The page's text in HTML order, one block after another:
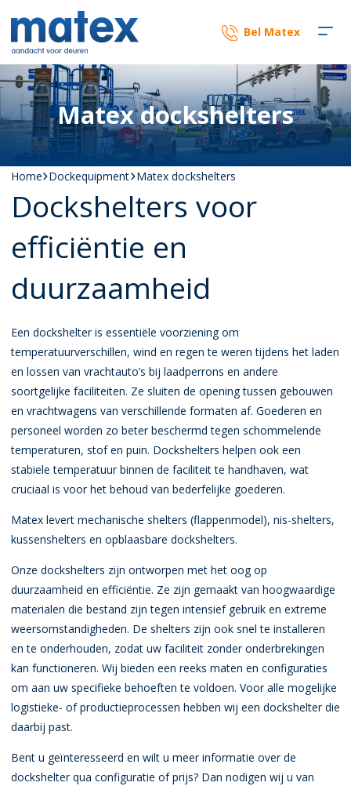
Bel Matex
Matex dockshelters
Home Dockequipment Matex dockshelters
Dockshelters voor
efficiëntie en
duurzaamheid
Een dockshelter is essentiële voorziening om
temperatuurverschillen, wind en regen te weren tijdens het laden
en lossen van vrachtauto’s bij laadperrons en andere
soortgelijke faciliteiten. Ze sluiten de opening tussen gebouwen
en vrachtwagens van verschillende formaten af. Goederen en
personeel worden zo beter beschermd tegen schommelende
temperaturen, stof en puin. Dockshelters helpen ook een
stabiele temperatuur binnen de faciliteit te handhaven, wat
cruciaal is voor het behoud van bederfelijke goederen.
Matex levert mechanische shelters (flappenmodel), nis-shelters,
kussenshelters en opblaasbare dockshelters.
Onze dockshelters zijn ontworpen met het oog op
duurzaamheid en efficiëntie. Ze zijn gemaakt van hoogwaardige
materialen die bestand zijn tegen intensief gebruik en extreme
weersomstandigheden. De shelters zijn ook snel te installeren
en te onderhouden, zodat uw faciliteit zonder onderbrekingen
kan functioneren. Wij bieden een reeks maten en configuraties
om aan uw specifieke behoeften te voldoen. Voor alle mogelijke
logistieke- of productieprocessen hebben wij een dockshelter die
daarbij past.
Bent u geïnteresseerd en wilt u meer informatie over de
dockshelter qua configuratie of prijs? Dan nodigen wij u van